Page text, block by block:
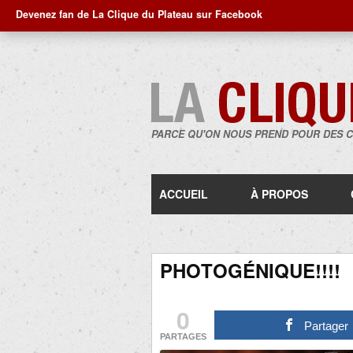
Devenez fan de La Clique du Plateau sur Facebook
PARCE QU'ON NOUS PREND POUR DES
ACCUEIL À PROPOS
PHOTOGÉNIQUE!!!!
0
PARTAGES
Partager